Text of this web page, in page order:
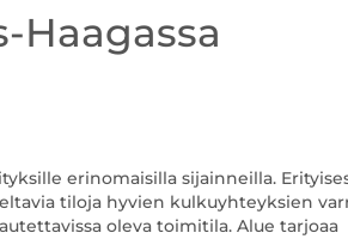
erinomaisilla sijainneilla.
tiloja hyvien kulkuyhteyksien
oleva toimitila. Alue tarjoaa